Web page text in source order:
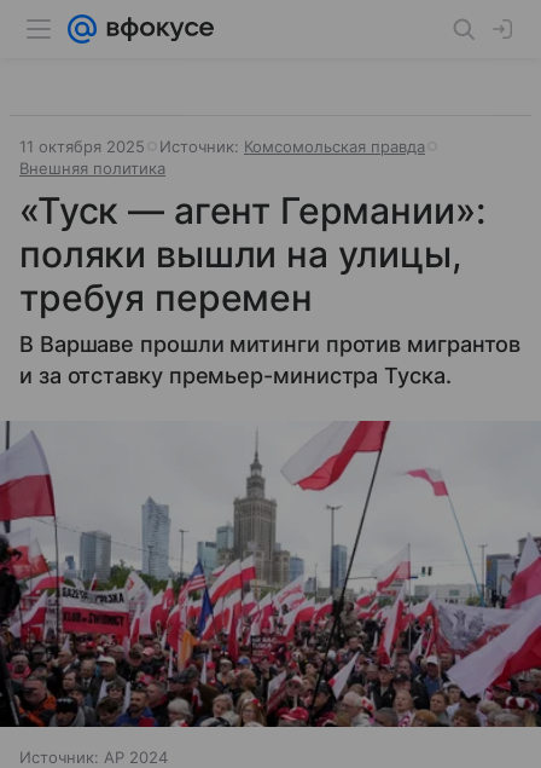
11 октября 2025 Источник: Комсомольская правда
Внешняя политика
«Туск — агент Германии»:
поляки вышли на улицы,
требуя перемен
В Варшаве прошли митинги против мигрантов
и за отставку премьер-министра Туска.
Источник: AP 2024